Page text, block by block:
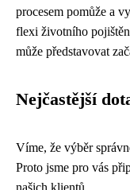
procesem pomůže a
flexi životního
může představovat
Nejčastější
Víme, že výběr
Proto jsme pro vás
našich klientů.